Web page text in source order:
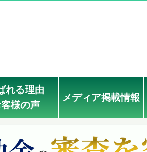
れる理由
様の声
メディア掲載情報